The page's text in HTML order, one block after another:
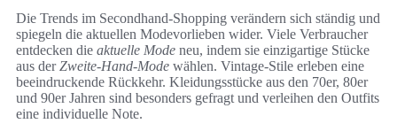
Die Trends im Secondhand-Shopping verändern sich ständig und
spiegeln die aktuellen Modevorlieben wider. Viele Verbraucher
entdecken die aktuelle Mode neu, indem sie einzigartige Stücke
aus derZweite-Hand-Mode wählen. Vintage-Stile erleben eine
beeindruckende Rückkehr. Kleidungsstücke aus den 70er, 80er
und 90er Jahren sind besonders gefragt und verleihen den Outfits
eine individuelle Note.